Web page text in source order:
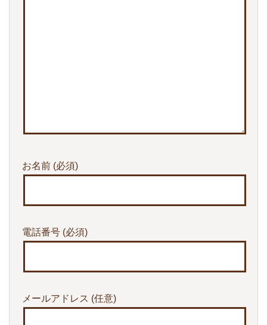
お名前 (必須)
電話番号 (必須)
メールアドレス (任意)